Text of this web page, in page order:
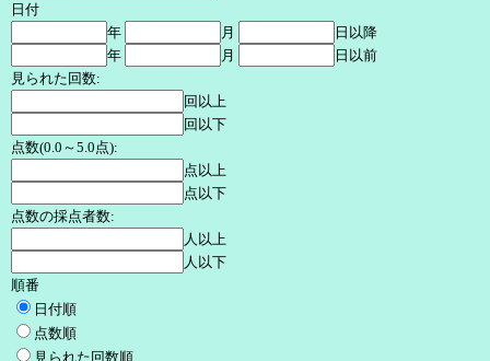
日付
年
月
日以降
年
月
日以前
見られた回数:
回以上
回以下
点数(0.0～5.0点):
点以上
点以下
点数の採点者数:
人以上
人以下
順番
日付順
点数順
見られた回数順